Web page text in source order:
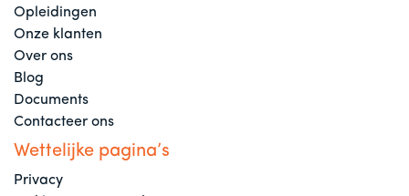
Opleidingen
Onze klanten
Over ons
Blog
Documents
Contacteer ons
Wettelijke pagina’s
Privacy